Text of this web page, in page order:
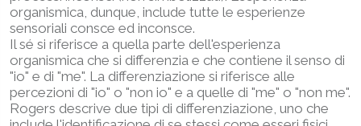
organismica, dunque, include tutte le esperienze
sensoriali consce ed inconsce.
Il sé si riferisce a quella parte dell'esperienza
organismica che si differenzia e che contiene il senso di
"io" e di "me". La differenziazione si riferisce alle
percezioni di "io" o "non io" e a quelle di "me" o "non me".
Rogers descrive due tipi di differenziazione, uno che